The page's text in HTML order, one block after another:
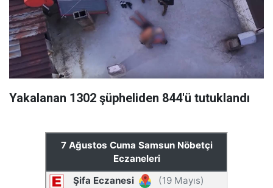
Yakalanan 1302 şüpheliden 844'ü tutuklandı